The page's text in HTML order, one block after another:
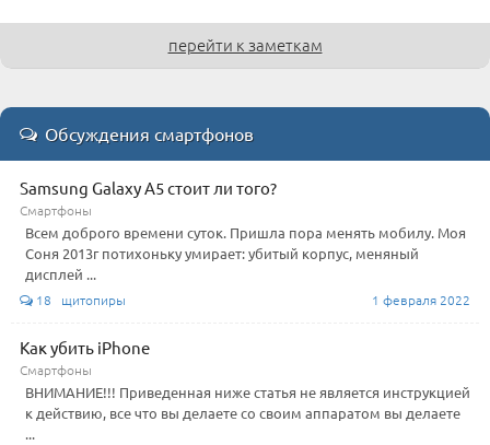
перейти к заметкам
Обсуждения смартфонов
Samsung Galaxy A5 стоит ли того?
Смартфоны
Всем доброго времени суток. Пришла пора менять мобилу. Моя
Соня 2013г потихоньку умирает: убитый корпус, меняный
дисплей ...
18 щитопиры 1 февраля 2022
Как убить iPhone
Смартфоны
ВНИМАНИЕ!!! Приведенная ниже статья не является инструкцией
к действию, все что вы делаете со своим аппаратом вы делаете
...